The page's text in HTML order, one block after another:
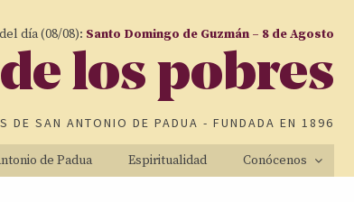
día (08/08): Santo Domingo de Guzmán – 8 de Agosto
los pobres
DE SAN ANTONIO DE PADUA - FUNDADA EN 1896
de Padua Espiritualidad Conócenos